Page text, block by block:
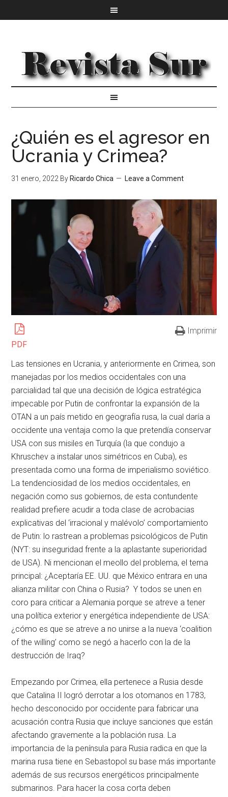
¿Quién es el agresor en
Ucrania y Crimea?
31 enero, 2022 By Ricardo Chica Leave a Comment
PDF
Imprimir
Las tensiones en Ucrania, y anteriormente en Crimea, son
manejadas por los medios occidentales con una
parcialidad tal que una decisión de lógica estratégica
impecable por Putin de confrontar la expansión de la
OTAN a un país metido en geografía rusa, la cual daría a
occidente una ventaja como la que pretendía conservar
USA con sus misiles en Turquía (la que condujo a
Khruschev a instalar unos simétricos en Cuba), es
presentada como una forma de imperialismo soviético.
La tendenciosidad de los medios occidentales, en
negación como sus gobiernos, de esta contundente
realidad prefiere acudir a toda clase de acrobacias
explicativas del ‘irracional y malévolo’ comportamiento
de Putin: lo rastrean a problemas psicológicos de Putin
(NYT: su inseguridad frente a la aplastante superioridad
de USA). Ni mencionan el meollo del problema, el tema
principal: ¿Aceptaría EE. UU. que México entrara en una
alianza militar con China o Rusia? Y todos se unen en
coro para criticar a Alemania porque se atreve a tener
una política exterior y energética independiente de USA:
¿cómo es que se atreve a no unirse a la nueva ‘coalition
of the willing’ como se negó a hacerlo con la de la
destrucción de Iraq?
Empezando por Crimea, ella pertenece a Rusia desde
que Catalina II logró derrotar a los otomanos en 1783,
hecho desconocido por occidente para fabricar una
acusación contra Rusia que incluye sanciones que están
afectando gravemente a la población rusa. La
importancia de la península para Rusia radica en que la
marina rusa tiene en Sebastopol su base más importante
además de sus recursos energéticos principalmente
submarinos. Para hacer la cosa corta deben